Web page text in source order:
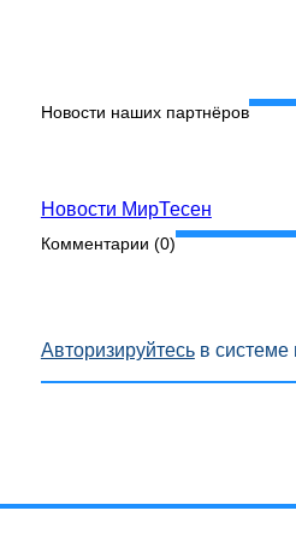
Новости наших партнёров
Новости МирТесен
Комментарии (0)
Авторизируйтесьв системе